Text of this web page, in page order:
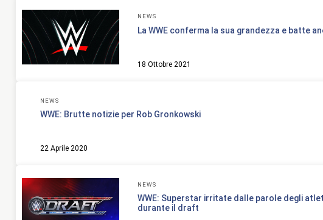
NEWS
La WWE conferma la sua grandezza e batte
18 Ottobre 2021
NEWS
WWE: Brutte notizie per Rob Gronkowski
22 Aprile 2020
NEWS
WWE: Superstar irritate dalle parole degli
durante il draft